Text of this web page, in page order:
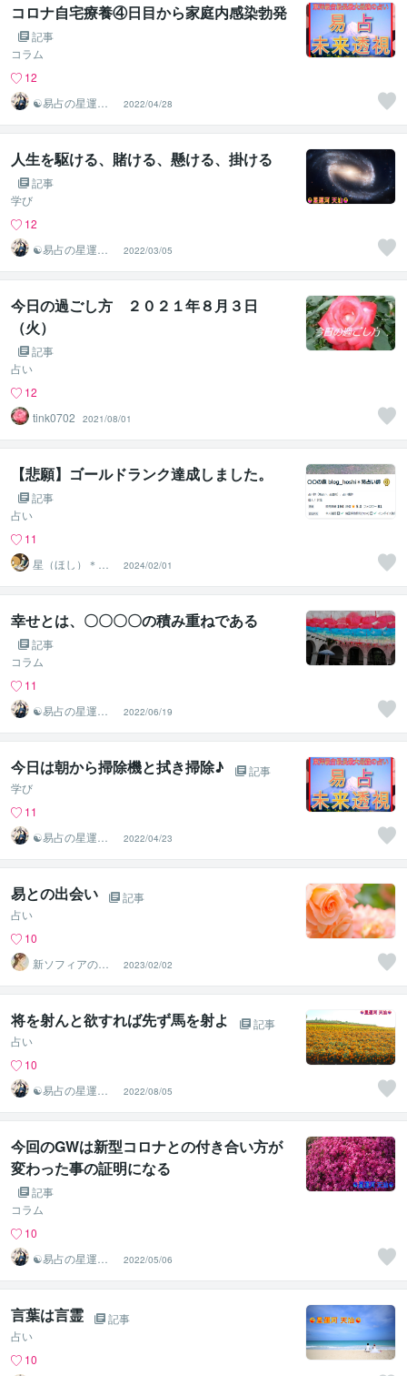
コロナ自宅療養④日目から家庭内感染勃発
記事
コラム
12
☯易占の星運河
2022/04/28
人生を駆ける、賭ける、懸ける、掛ける
記事
学び
12
☯易占の星運河
2022/03/05
今日の過ごし方 ２０２１年８月３日
（火）
記事
占い
12
tink0702
2021/08/01
【悲願】ゴールドランク達成しました。
記事
占い
11
星（ほし）＊易
占い師＊講師
2024/02/01
幸せとは、〇〇〇〇の積み重ねである
記事
コラム
11
☯易占の星運河
2022/06/19
今日は朝から掃除機と拭き掃除♪
記事
学び
11
☯易占の星運河
2022/04/23
易との出会い
記事
占い
10
新ソフィアのイ
マココ占い★占
いと心を繋ぐ
2023/02/02
将を射んと欲すれば先ず馬を射よ
記事
占い
10
☯易占の星運河
2022/08/05
今回のGWは新型コロナとの付き合い方が
変わった事の証明になる
記事
コラム
10
☯易占の星運河
2022/05/06
言葉は言霊
記事
占い
10